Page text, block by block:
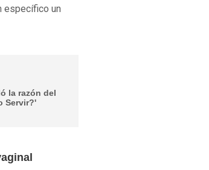
específico un
la razón del
Servir?'